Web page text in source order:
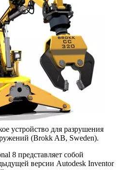
устройство для разрушения
(Brokk AB, Sweden).
8 представляет собой
версии Autodesk Inventor